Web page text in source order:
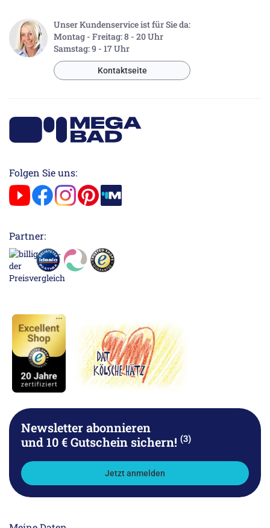
Unser Kundenservice ist für Sie da:
Montag - Freitag: 8 - 20 Uhr
Samstag: 9 - 17 Uhr
Kontaktseite
Folgen Sie uns:
Partner:
Newsletter abonnieren
und 10 € Gutschein sichern! (3)
Jetzt anmelden